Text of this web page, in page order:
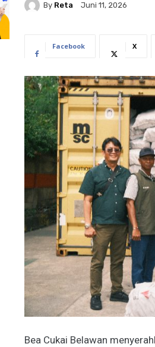
By Reta Juni 11, 2026
Facebook X
Bea Cukai Belawan